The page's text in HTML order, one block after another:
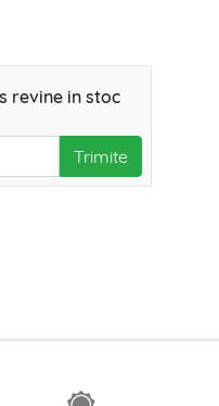
revine in stoc
Trimite